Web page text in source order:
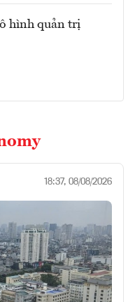
hình quản trị
18:37, 08/08/2026